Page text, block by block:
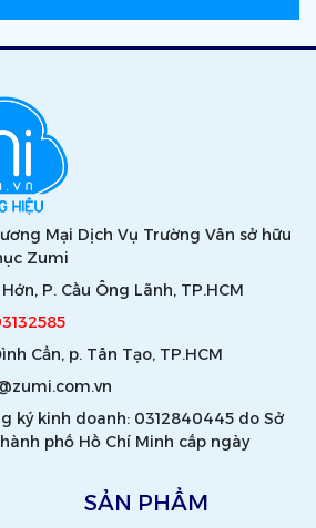
Mại Dịch Vụ Trường Vân sở hữu
Zumi
P. Cầu Ông Lãnh, TP.HCM
Cẩn, p. Tân Tạo, TP.HCM
ký kinh doanh: 0312840445 do Sở
phố Hồ Chí Minh cấp ngày
SẢN PHẨM